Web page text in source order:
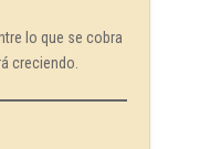
lo que se cobra
creciendo.